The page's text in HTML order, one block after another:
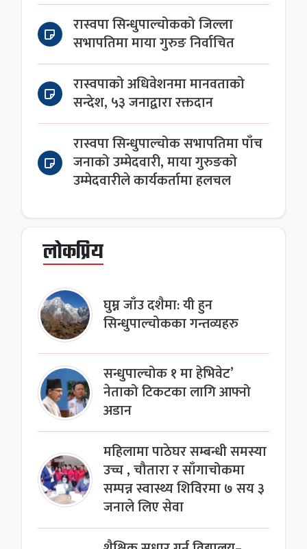
रास्वपा सिन्धुपाल्चोकको जिल्ला
सभापतिमा माया गुरुङ निर्वाचित
रास्वपाको अधिवेशनमा मानवताको
सन्देश, ५३ जनाद्वारा रक्तदान
रास्वपा सिन्धुपाल्चोक सभापतिमा पाँच
जनाको उम्मेदवारी, माया गुरुङको
उम्मेदवारीले कार्यकर्तामा हलचल
लोकप्रिय
घुम्न जाँउ दशैमा: यी हुन
सिन्धुपाल्चोकका गन्तव्यहरु
सन्धुपाल्चोक १ मा हेभिवेट’
नेताको टिकटका लागि आफ्नो
अडान
महिलामा पाठेघर सम्बन्धी समस्या
उच्च , चौतारा र साँगाचोकमा
सम्पन्न स्वास्थ्य शिविरमा ७ सय ३
जनाले लिए सेवा